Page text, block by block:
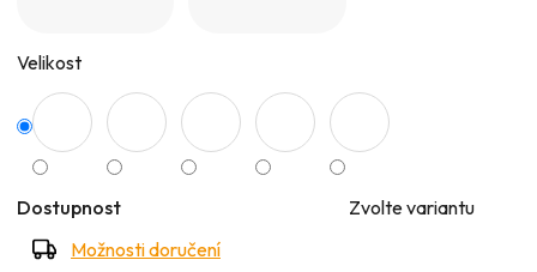
Velikost
Dostupnost
Zvolte variantu
Možnosti doručení
hvězdiček.